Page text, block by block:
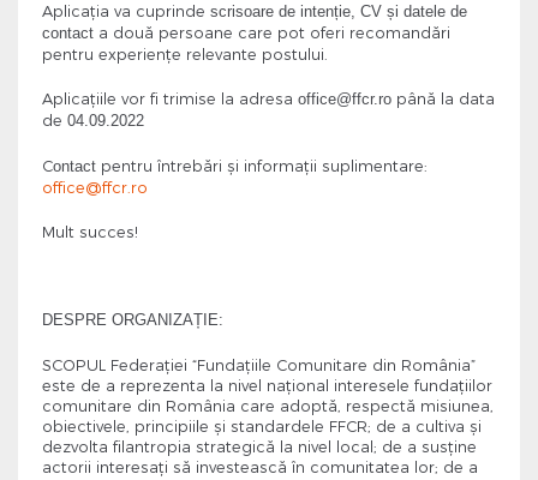
Aplicația va cuprinde scrisoare de intenție, CV și datele de
contact a două persoane care pot oferi recomandări
pentru experiențe relevante postului.
Aplicațiile vor fi trimise la adresa office@ffcr.ro până la data
de 04.09.2022
Contact pentru întrebări și informații suplimentare:
office@ffcr.ro
Mult succes!
DESPRE ORGANIZAȚIE:
SCOPUL Federaţiei “Fundaţiile Comunitare din România”
este de a reprezenta la nivel naţional interesele fundaţiilor
comunitare din România care adoptă, respectă misiunea,
obiectivele, principiile şi standardele FFCR; de a cultiva şi
dezvolta filantropia strategică la nivel local; de a susţine
actorii interesaţi să investească în comunitatea lor; de a